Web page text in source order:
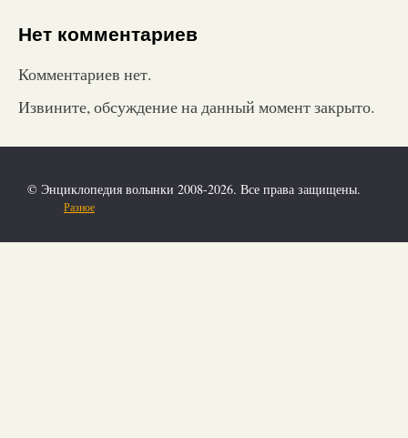
Нет комментариев
Комментариев нет.
Извините, обсуждение на данный момент закрыто.
© Энциклопедия волынки 2008-2026. Все права защищены.
Разное